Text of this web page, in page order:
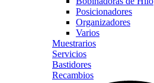
Posicionadores
Organizadores
Varios
Muestrarios
Servicios
Bastidores
Recambios